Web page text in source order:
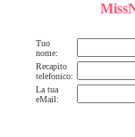
Tuo
nome:
Recapito
telefonico:
La tua
eMail: